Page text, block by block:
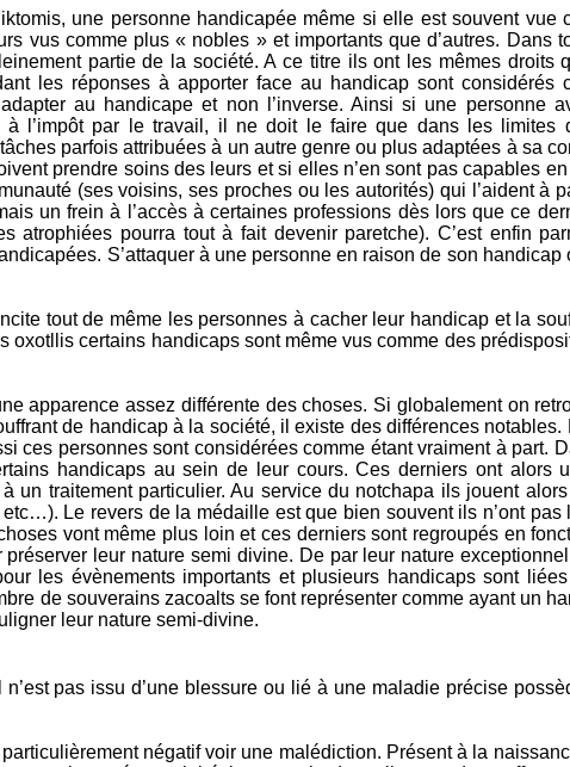
une personne handicapée même si elle est souvent vue
vus comme plus « nobles » et importants que d’autres. Dans
partie de la société. A ce titre ils ont les mêmes droits
les réponses à apporter face au handicap sont considérés
au handicape et non l’inverse. Ainsi si une personne
à l’impôt par le travail, il ne doit le faire que dans les limites
parfois attribuées à un autre genre ou plus adaptées à sa
prendre soins des leurs et si elles n’en sont pas capables
(ses voisins, ses proches ou les autorités) qui l’aident à
un frein à l’accès à certaines professions dès lors que ce
atrophiées pourra tout à fait devenir paretche). C’est enfin
S’attaquer à une personne en raison de son handicap
tout de même les personnes à cacher leur handicap et la
certains handicaps sont même vus comme des
apparence assez différente des choses. Si globalement on
de handicap à la société, il existe des différences notables.
ces personnes sont considérées comme étant vraiment à part.
handicaps au sein de leur cours. Ces derniers ont alors
un traitement particulier. Au service du notchapa ils jouent
Le revers de la médaille est que bien souvent ils n’ont pas
vont même plus loin et ces derniers sont regroupés en
leur nature semi divine. De par leur nature
les évènements importants et plusieurs handicaps sont
de souverains zacoalts se font représenter comme ayant un
leur nature semi-divine.
pas issu d’une blessure ou lié à une maladie précise
négatif voir une malédiction. Présent à la